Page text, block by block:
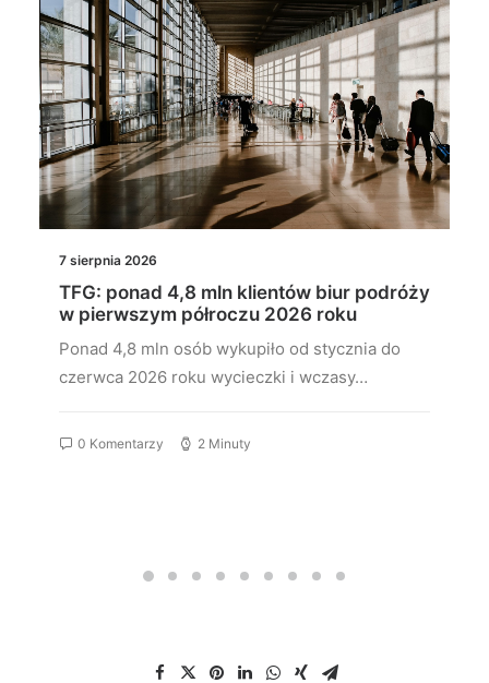
7 sierpnia 2026
TFG: ponad 4,8 mln klientów biur podróży
w pierwszym półroczu 2026 roku
Ponad 4,8 mln osób wykupiło od stycznia do
czerwca 2026 roku wycieczki i wczasy…
0 Komentarzy 2 Minuty